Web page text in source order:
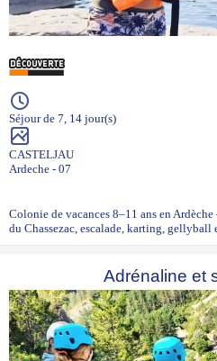
Séjour de 7, 14 jour(s)
CASTELJAU
Ardeche - 07
Colonie de vacances 8–11 ans en
du Chassezac, escalade, karting, gellyball
Adrénaline et